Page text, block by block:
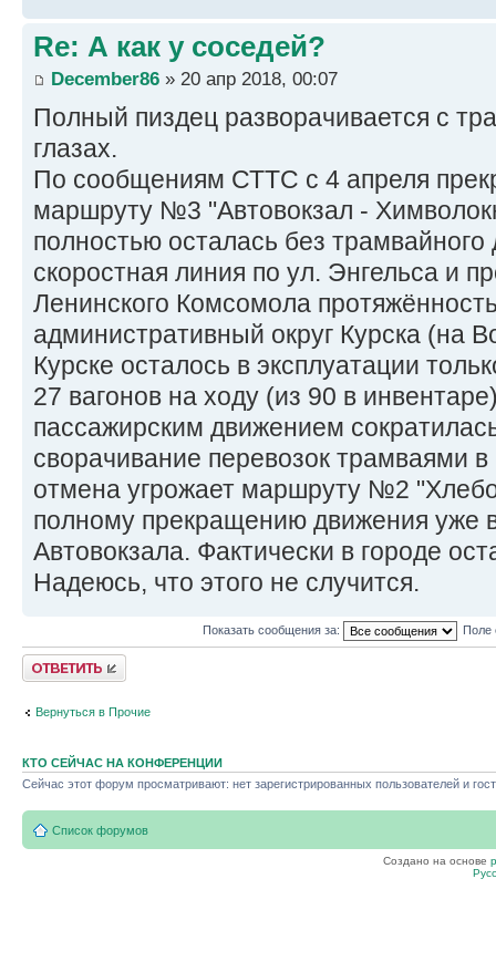
Re: А как у соседей?
December86 » 20 апр 2018, 00:07
Полный пиздец разворачивается с
глазах.
По сообщениям СТТС с 4 апреля
маршруту №3 "Автовокзал -
полностью осталась без
скоростная линия по ул. Энгельса и
Ленинского Комсомола
административный округ Курска (на
Курске осталось в эксплуатации
27 вагонов на ходу (из 90 в
пассажирским движением
сворачивание перевозок трамваями
отмена угрожает маршруту №2
полному прекращению движения уже
Автовокзала. Фактически в городе
Надеюсь, что этого не случится.
Показать сообщения за: Поле
Ответить
Вернуться в Прочие
КТО СЕЙЧАС НА КОНФЕРЕНЦИИ
Сейчас этот форум просматривают: нет зарегистрированных пользователей и
Список форумов
Создано на основе